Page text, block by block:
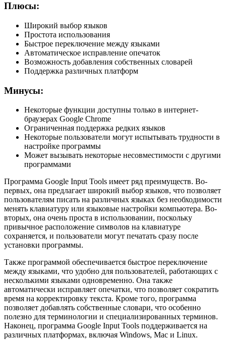
Плюсы:
Широкий выбор языков
Простота использования
Быстрое переключение между языками
Автоматическое исправление опечаток
Возможность добавления собственных словарей
Поддержка различных платформ
Минусы:
Некоторые функции доступны только в интернет-
браузерах Google Chrome
Ограниченная поддержка редких языков
Некоторые пользователи могут испытывать трудности в
настройке программы
Может вызывать некоторые несовместимости с другими
программами
Программа Google Input Tools имеет ряд преимуществ. Во-
первых, она предлагает широкий выбор языков, что позволяет
пользователям писать на различных языках без необходимости
менять клавиатуру или языковые настройки компьютера. Во-
вторых, она очень проста в использовании, поскольку
привычное расположение символов на клавиатуре
сохраняется, и пользователи могут печатать сразу после
установки программы.
Также программой обеспечивается быстрое переключение
между языками, что удобно для пользователей, работающих с
несколькими языками одновременно. Она также
автоматически исправляет опечатки, что позволяет сократить
время на корректировку текста. Кроме того, программа
позволяет добавлять собственные словари, что особенно
полезно для терминологии и специализированных терминов.
Наконец, программа Google Input Tools поддерживается на
различных платформах, включая Windows, Mac и Linux.